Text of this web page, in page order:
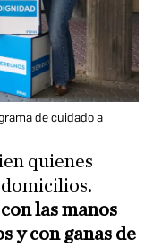
de cuidado a
quienes
las manos
y con ganas de